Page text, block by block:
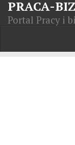
PRACA-
Portal Pracy i